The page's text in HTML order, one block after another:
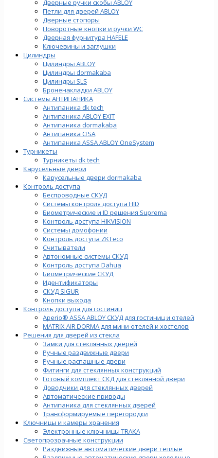
Дверные ручки скобы ABLOY
Петли для дверей ABLOY
Дверные стопоры
Поворотные кнопки и ручки WC
Дверная фурнитура HAFELE
Ключевины и заглушки
Цилиндры
Цилиндры ABLOY
Цилиндры dormakaba
Цилиндры SLS
Броненакладки ABLOY
Системы АНТИПАНИКА
Антипаника dk tech
Антипаника ABLOY EXIT
Антипаника dormakaba
Антипаника СISA
Антипаника ASSA ABLOY OneSystem
Турникеты
Турникеты dk tech
Карусельные двери
Карусельные двери dormakaba
Контроль доступа
Беспроводные СКУД
Системы контроля доступа HID
Биометрические и ID решения Suprema
Контроль доступа HIKVISION
Системы домофонии
Контроль доступа ZKTeco
Считыватели
Автономные системы СКУД
Контроль доступа Dahua
Биометрические СКУД
Идентификаторы
СКУД SIGUR
Кнопки выхода
Контроль доступа для гостиниц
Aperio® ASSA ABLOY СКУД для гостиниц и отелей
MATRIX AIR DORMA для мини-отелей и хостелов
Решения для дверей из стекла
Замки для стеклянных дверей
Ручные раздвижные двери
Ручные распашные двери
Фитинги для стеклянных конструкций
Готовый комплект СКД для стеклянной двери
Доводчики для стеклянных дверей
Автоматические приводы
Антипаника для стеклянных дверей
Трансформируемые перегородки
Ключницы и камеры хранения
Электронные ключницы TRAKA
Светопрозрачные конструкции
Раздвижные автоматические двери теплые